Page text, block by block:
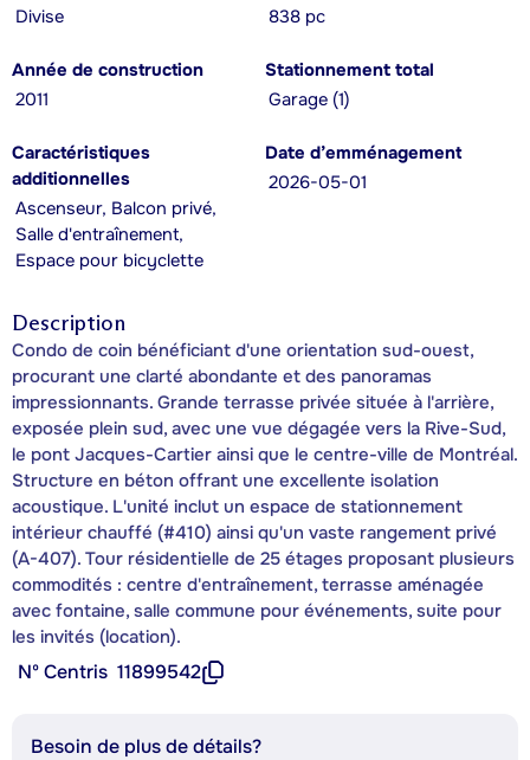
Divise
838 pc
Année de construction
2011
Stationnement total
Garage (1)
Caractéristiques
additionnelles
Ascenseur, Balcon privé,
Salle d'entraînement,
Espace pour bicyclette
Date d’emménagement
2026-05-01
Description
Condo de coin bénéficiant d'une orientation sud-ouest,
procurant une clarté abondante et des panoramas
impressionnants. Grande terrasse privée située à l'arrière,
exposée plein sud, avec une vue dégagée vers la Rive-Sud,
le pont Jacques-Cartier ainsi que le centre-ville de Montréal.
Structure en béton offrant une excellente isolation
acoustique. L'unité inclut un espace de stationnement
intérieur chauffé (#410) ainsi qu'un vaste rangement privé
(A-407). Tour résidentielle de 25 étages proposant plusieurs
commodités : centre d'entraînement, terrasse aménagée
avec fontaine, salle commune pour événements, suite pour
les invités (location).
Nº Centris 11899542
Besoin de plus de détails?